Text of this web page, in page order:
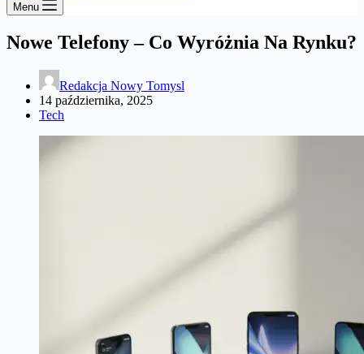
Menu
Nowe Telefony – Co Wyróżnia Na Rynku?
Redakcja Nowy Tomysl
14 października, 2025
Tech